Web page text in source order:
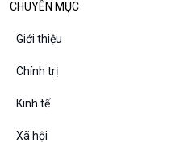
Podcast
CHUYÊN MỤC
Giới thiệu
Chính trị
Kinh tế
Xã hội